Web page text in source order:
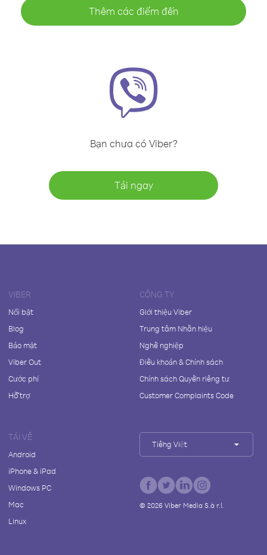
Thêm các điểm đến
Bạn chưa có Viber?
Tải ngay
VIBER
Nổi bật
Blog
Bảo mật
Viber Out
Cước phí
Hỗ trợ
CÔNG TY
Giới thiệu Viber
Trung tâm Nhãn hiệu
Nghề nghiệp
Điều khoản & Chính sách
Chính sách Quyền riêng tư
Customer Complaints Code
TẢI VỀ
Android
iPhone & iPad
Windows PC
Mac
Linux
Tiếng Việt
© 2026Viber Media S.à r.l.